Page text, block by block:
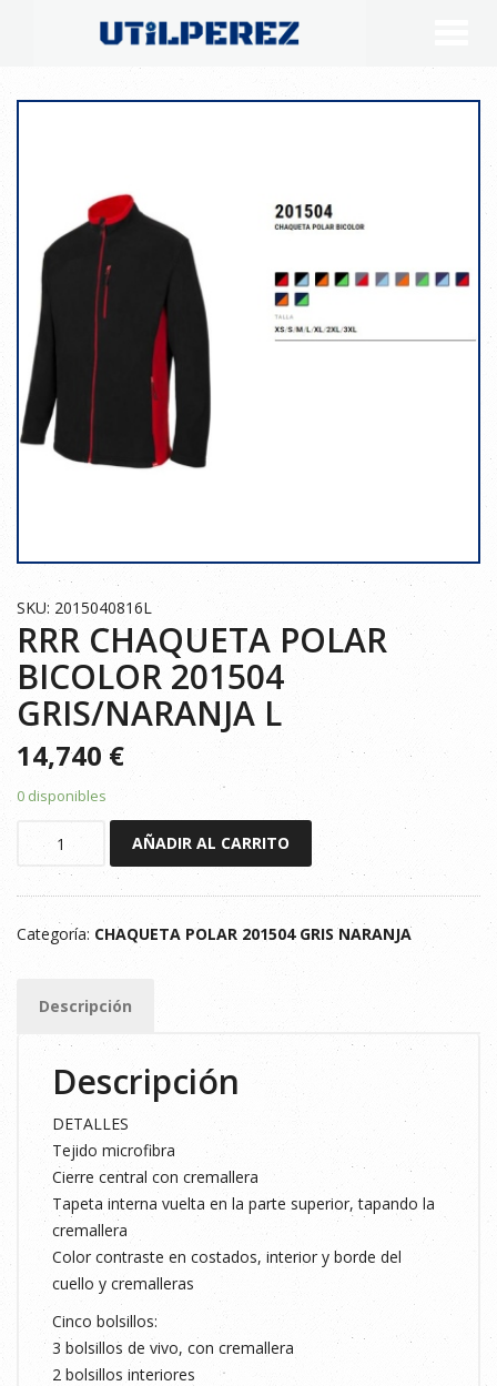
SKU: 2015040816L
RRR CHAQUETA POLAR
BICOLOR 201504
GRIS/NARANJA L
14,740€
0 disponibles
201504
cantidad
AÑADIR AL CARRITO
Categoría: CHAQUETA POLAR 201504 GRIS NARANJA
Descripción
Descripción
DETALLES
Tejido microfibra
Cierre central con cremallera
Tapeta interna vuelta en la parte superior, tapando la
cremallera
Color contraste en costados, interior y borde del
cuello y cremalleras
Cinco bolsillos:
3 bolsillos de vivo, con cremallera
2 bolsillos interiores